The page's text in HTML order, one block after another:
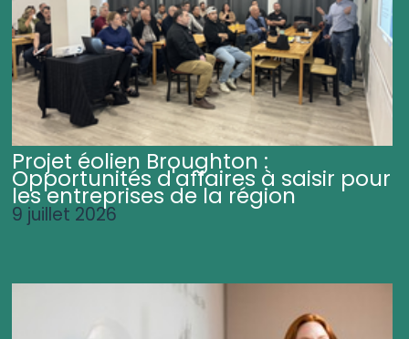
Projet éolien Broughton :
Opportunités d'affaires à saisir pour
les entreprises de la région
9 juillet 2026